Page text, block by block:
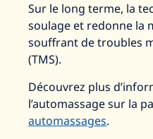
Sur le long terme, la
soulage et redonne la
souffrant de troubles
(TMS).
Découvrez plus
l’automassage sur la
automassages.